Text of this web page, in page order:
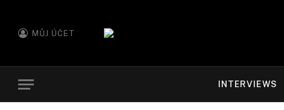
MŮJ ÚČET
INTERVIEWS